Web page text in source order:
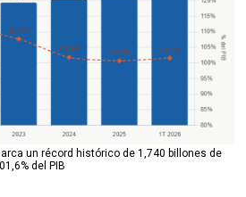
un récord histórico de 1,740 billones de
del PIB